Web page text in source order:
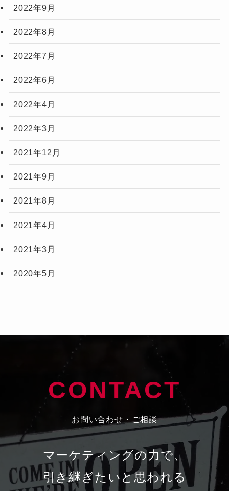
2022年9月
2022年8月
2022年7月
2022年6月
2022年4月
2022年3月
2021年12月
2021年9月
2021年8月
2021年4月
2021年3月
2020年5月
CONTACT
お問い合わせ・ご相談
マーケティングの力で、
引き継ぎたいと思われる